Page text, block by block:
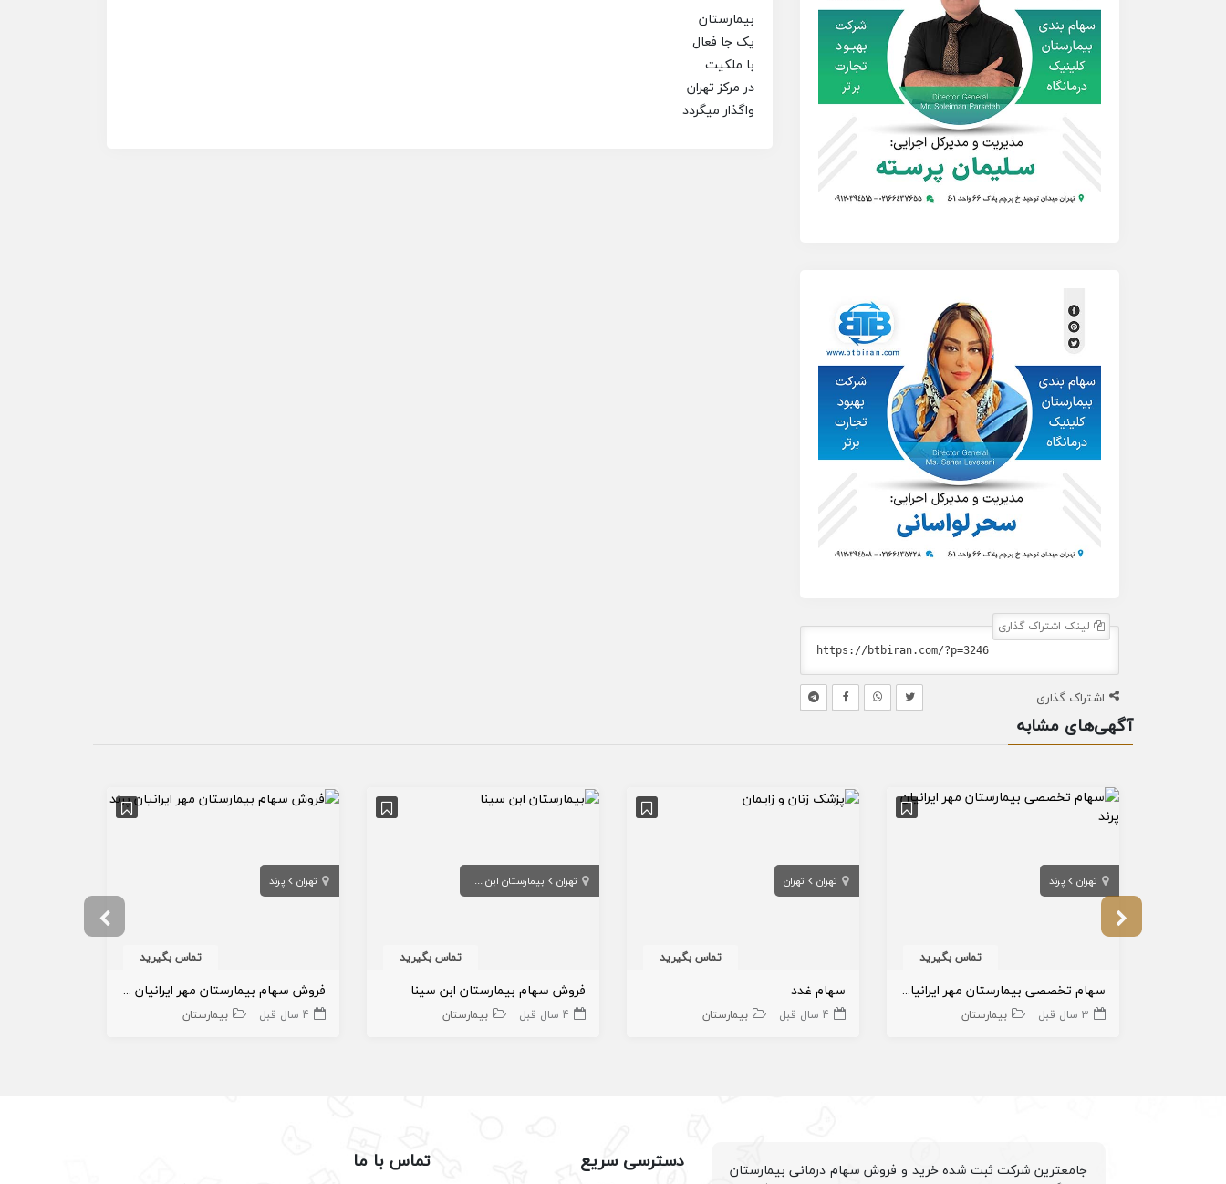
لینک اشتراک گذاری
اشتراک گذاری
بیمارستان
یک جا فعال
با ملکیت
در مرکز تهران
واگذار میگردد
آگهی‌های مشابه
تهران پرند
تماس بگیرید
سهام تخصصی بیمارستان مهر ایرانیان پرند
3 سال قبل بیمارستان
تهران تهران
تماس بگیرید
سهام غدد
4 سال قبل بیمارستان
تهران بیمارستان ابن سینا
تماس بگیرید
فروش سهام بیمارستان ابن سینا
4 سال قبل بیمارستان
تهران پرند
تماس بگیرید
فروش سهام بیمارستان مهر ایرانیان پرند
4 سال قبل بیمارستان
جامعترین شرکت ثبت شده خرید و فروش سهام درمانی بیمارستان
دسترسی سریع تماس با ما